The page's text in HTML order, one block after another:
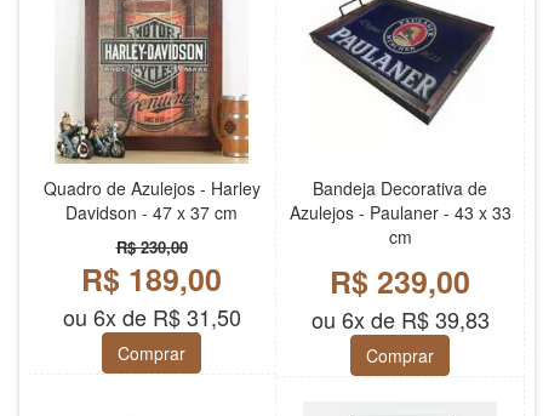
Quadro de Azulejos - Harley
Davidson - 47 x 37 cm
R$ 230,00
R$ 189,00
ou 6x de R$ 31,50
Comprar
Bandeja Decorativa de
Azulejos - Paulaner - 43 x 33
cm
R$ 239,00
ou 6x de R$ 39,83
Comprar